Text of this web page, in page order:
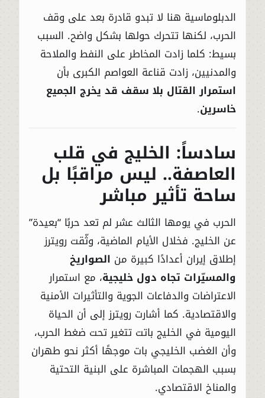
الدبلوماسية هنا لا تبدو قادرة بعد على وقف
الحرب، لكنها تتحرك حولها بشكل واضح. السبب
بسيط: كلما زادت المخاطر على النفط والملاحة
والمدنيين، زادت قناعة العواصم الكبرى بأن
استمرار القتال بلا سقف قد يخرج الجميع
خاسرين.
سادساً: الخليج في قلب
العاصفة.. ليس مراقبًا بل
ساحة تأثير مباشر
الحرب في يومها الثالث عشر لم تعد حربًا “بعيدة”
عن الخليج. فخلال الأيام الماضية، وثّقت رويترز
إطلاق إيران أعدادًا كبيرة من الصواريخ
والمسيّرات تجاه دول خليجية، مع استمرار
الاعتراضات والدفاعات الجوية والتأثيرات الأمنية
والاقتصادية. كما أشارت رويترز إلى أن الحياة
اليومية في الخليج باتت تتغير تحت ضغط الحرب،
وأن الغضب الخليجي بات موجهًا أكثر نحو طهران
بسبب الهجمات المباشرة على البنية التحتية
والمناخ الاقتصادي.